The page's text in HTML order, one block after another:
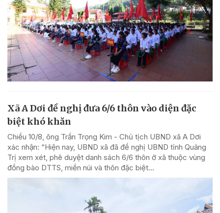
Xã A Dơi đề nghị đưa 6/6 thôn vào diện đặc
biệt khó khăn
Chiều 10/8, ông Trần Trọng Kim - Chủ tịch UBND xã A Dơi
xác nhận: “Hiện nay, UBND xã đã đề nghị UBND tỉnh Quảng
Trị xem xét, phê duyệt danh sách 6/6 thôn ở xã thuộc vùng
đồng bào DTTS, miền núi và thôn đặc biệt...